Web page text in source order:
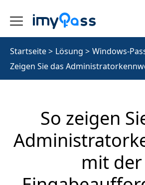
Startseite> Lösung > Windows-
Zeigen Sie das
So zeigen
mit der